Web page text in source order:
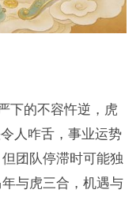
下的不容忤逆，虎
人咋舌，事业运势
团队停滞时可能独
与虎三合，机遇与